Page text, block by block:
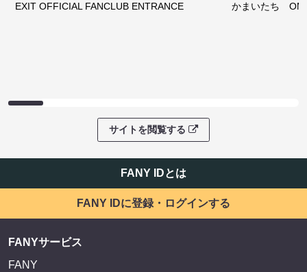
EXIT OFFICIAL FANCLUB ENTRANCE かまいたち
サイトを閲覧する
FANY IDとは
FANY IDに登録・ログインする
FANYサービス
FANY